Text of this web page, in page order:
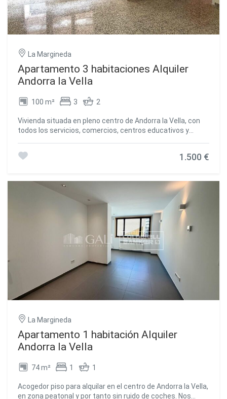
comodidad y practicidad en una de las zonas más
demandadas de la capital.~Una oportunidad única para
estrenar una vivienda completamente renovada, con
acabados de calidad y en una ubicación inmejorable.~No
#ref:01230/5210
La Margineda
Apartamento 3 habitaciones Alquiler
Andorra la Vella
100 m² 3 2
Vivienda situada en pleno centro de Andorra la Vella, con
todos los servicios, comercios, centros educativos y
además de un segundo baño completo. La zona de día
excelente ubicación hacen de esta vivienda una opción
ideal para quienes buscan comodidad y amplitud en el
centro de la ciudad.~~La vivienda no dispone de plaza de
aparcamiento y no se aceptan animales.~~Para concertar
una visita o recibir más información, no dude en ponerse
en contacto con nosotros. Estaremos encantados de
atenderle. #ref:05211/5210
1.500 €
La Margineda
Apartamento 1 habitación Alquiler
Andorra la Vella
74 m² 1 1
Acogedor piso para alquilar en el centro de Andorra la Vella,
en zona peatonal y por tanto sin ruido de coches. Nos